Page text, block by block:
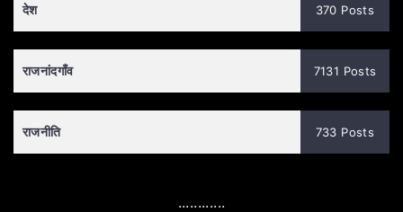
देश 370 Posts
राजनांदगाँव 7131 Posts
राजनीति 733 Posts
............